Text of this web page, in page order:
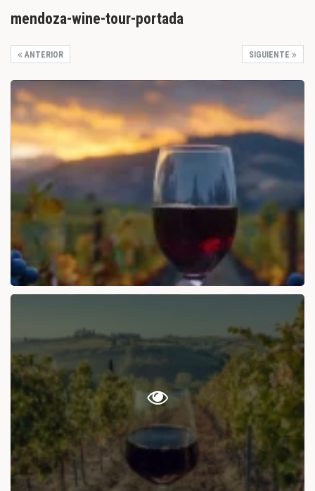
mendoza-wine-tour-portada
SIGUIENTE
ANTERIOR